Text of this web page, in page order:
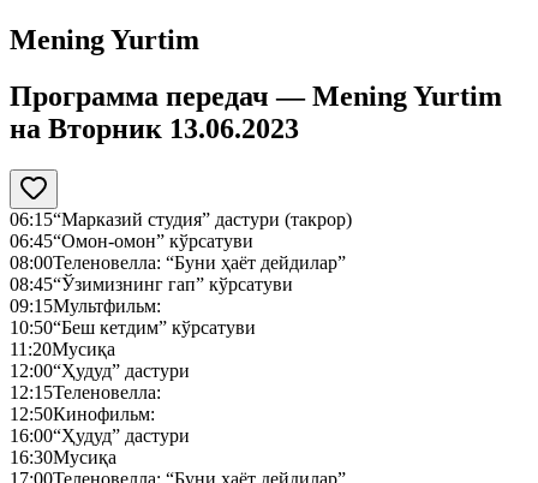
Mening Yurtim
Программа передач —Mening Yurtim
на Вторник 13.06.2023
06:15“Марказий студия” дастури (такрор)
06:45“Омон-омон” кўрсатуви
08:00Теленовелла: “Буни ҳаёт дейдилар”
08:45“Ўзимизнинг гап” кўрсатуви
09:15Мультфильм:
10:50“Беш кетдим” кўрсатуви
11:20Мусиқа
12:00“Ҳудуд” дастури
12:15Теленовелла:
12:50Кинофильм:
16:00“Ҳудуд” дастури
16:30Мусиқа
17:00Теленовелла: “Буни ҳаёт дейдилар”